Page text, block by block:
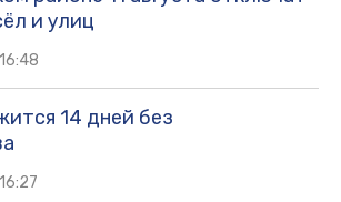
и улиц
14 дней без